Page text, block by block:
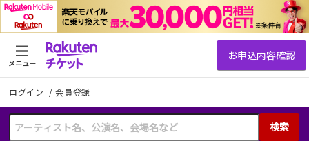
ログイン /会員登録
検索
メニュー